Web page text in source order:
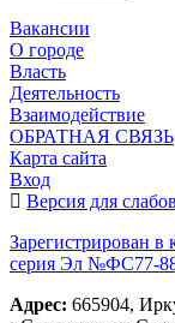
Вакансии
О городе
Власть
Деятельность
Взаимодействие
ОБРАТНАЯ СВЯЗЬ
Карта сайта
Вход
Версия для
Зарегистрирован в
серия Эл №ФС77-
Адрес: 665904,